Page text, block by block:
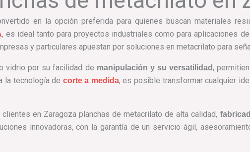
en la opción preferida para quienes buscan materiales
, es ideal tanto para proyectos industriales como para aplicaciones
y particulares apuestan por soluciones en metacrilato para
vidrio por su facilidad de manipulación y su versatilidad,
la tecnología de corte a medida, es posible transformar cualquier
en Zaragoza planchas de metacrilato de alta calidad,
innovadoras, con la garantía de un servicio ágil,